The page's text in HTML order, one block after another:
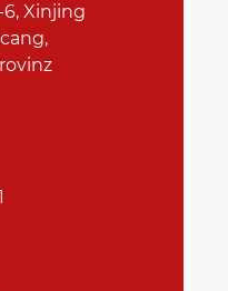
6, Xinjing